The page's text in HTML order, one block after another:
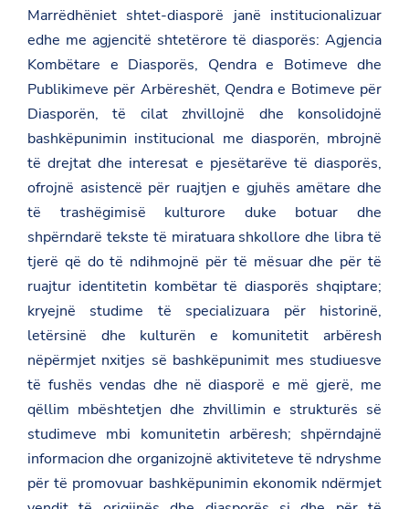
Marrëdhëniet shtet-diasporë janë institucionalizuar
edhe me agjencitë shtetërore të diasporës: Agjencia
Kombëtare e Diasporës, Qendra e Botimeve dhe
Publikimeve për Arbëreshët, Qendra e Botimeve për
Diasporën, të cilat zhvillojnë dhe konsolidojnë
bashkëpunimin institucional me diasporën, mbrojnë
të drejtat dhe interesat e pjesëtarëve të diasporës,
ofrojnë asistencë për ruajtjen e gjuhës amëtare dhe
të trashëgimisë kulturore duke botuar dhe
shpërndarë tekste të miratuara shkollore dhe libra të
tjerë që do të ndihmojnë për të mësuar dhe për të
ruajtur identitetin kombëtar të diasporës shqiptare;
kryejnë studime të specializuara për historinë,
letërsinë dhe kulturën e komunitetit arbëresh
nëpërmjet nxitjes së bashkëpunimit mes studiuesve
të fushës vendas dhe në diasporë e më gjerë, me
qëllim mbështetjen dhe zhvillimin e strukturës së
studimeve mbi komunitetin arbëresh; shpërndajnë
informacion dhe organizojnë aktiviteteve të ndryshme
për të promovuar bashkëpunimin ekonomik ndërmjet